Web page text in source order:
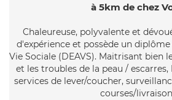
à 5km de chez
Chaleureuse, polyvalente et
d'expérience et possède un
Vie Sociale (DEAVS). Maitrisant bien
et les troubles de la peau /
services de lever/coucher,
courses/